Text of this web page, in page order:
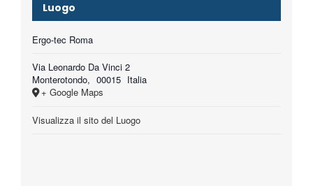
Luogo
Ergo-tec Roma
Via Leonardo Da Vinci 2
Monterotondo, 00015 Italia
+ Google Maps
Visualizza il sito del Luogo